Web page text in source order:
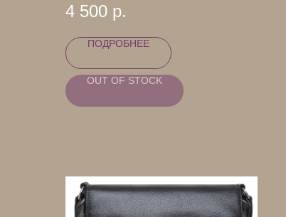
4 500 р.
ПОДРОБНЕЕ
OUT OF STOCK